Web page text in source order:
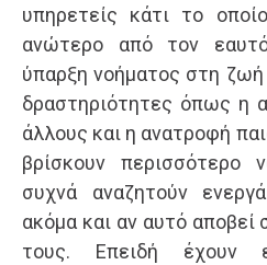
υπηρετείς κάτι το
ανώτερο από τον
ύπαρξη νοήματος στη ζωή
δραστηριότητες όπως η
άλλους και η ανατροφή
βρίσκουν
συχνά αναζητούν
ακόμα και αν αυτό αποβεί
τους. Επειδή έχουν